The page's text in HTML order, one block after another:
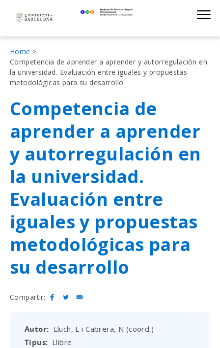
navigation
Institut de
Fil
d'Ariadna
Home
Competencia de aprender a aprender y autorregulación en
la universidad. Evaluación entre iguales y propuestas
metodológicas para su desarrollo
Competencia de
aprender a aprender
y autorregulación en
la universidad.
Evaluación entre
iguales y propuestas
metodológicas para
su desarrollo
Compartir:
Autor Lluch, L i Cabrera, N (coord.)
Tipus Llibre